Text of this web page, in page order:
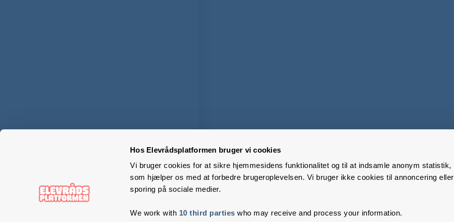
Hos Elevrådsplatformen bruger vi cookies
Vi bruger cookies for at sikre hjemmesidens funktionalitet og til at indsamle anonym statistik,
som hjælper os med at forbedre brugeroplevelsen. Vi bruger ikke cookies til annoncering eller
sporing på sociale medier.
We work with 10 third parties who may receive and process your information.